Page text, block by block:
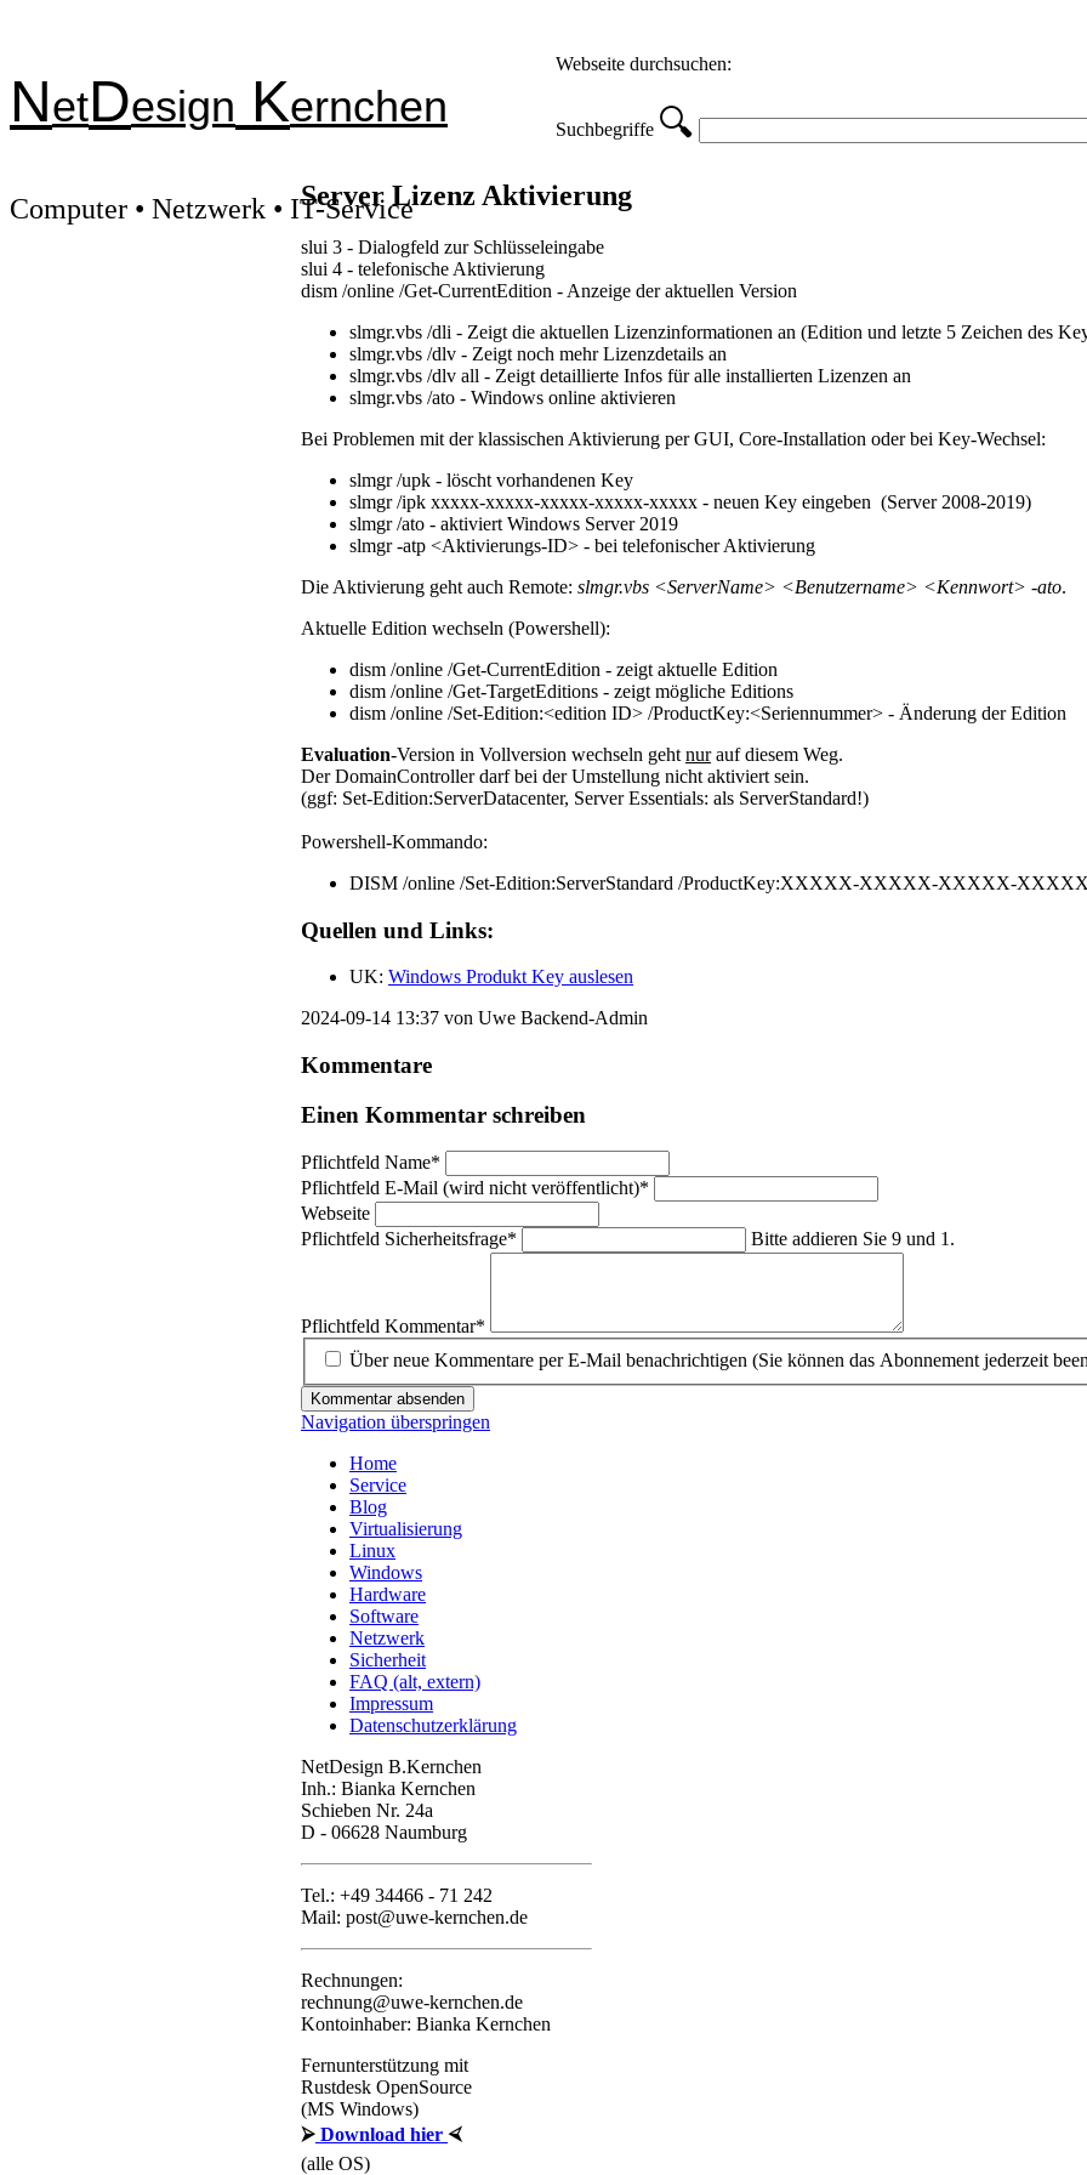
NetDesign Kernchen
Computer • Netzwerk • IT-Service
Webseite durchsuchen:
Suchbegriffe 🔍
Server Lizenz Aktivierung
slui 3 - Dialogfeld zur Schlüsseleingabe
slui 4 - telefonische Aktivierung
dism /online /Get-CurrentEdition - Anzeige der aktuellen Version
slmgr.vbs /dli - Zeigt die aktuellen Lizenzinformationen an (Edition und letzte 5 Zeichen des
slmgr.vbs /dlv - Zeigt noch mehr Lizenzdetails an
slmgr.vbs /dlv all - Zeigt detaillierte Infos für alle installierten Lizenzen an
slmgr.vbs /ato - Windows online aktivieren
Bei Problemen mit der klassischen Aktivierung per GUI, Core-Installation oder bei Key-Wechsel:
slmgr /upk - löscht vorhandenen Key
slmgr /ipk xxxxx-xxxxx-xxxxx-xxxxx-xxxxx - neuen Key eingeben (Server 2008-2019)
slmgr /ato - aktiviert Windows Server 2019
slmgr -atp <Aktivierungs-ID> - bei telefonischer Aktivierung
Die Aktivierung geht auch Remote: slmgr.vbs <ServerName> <Benutzername> <Kennwort> -ato.
Aktuelle Edition wechseln (Powershell):
dism /online /Get-CurrentEdition - zeigt aktuelle Edition
dism /online /Get-TargetEditions - zeigt mögliche Editions
dism /online /Set-Edition:<edition ID> /ProductKey:<Seriennummer> - Änderung der Edition
Evaluation-Version in Vollversion wechseln geht nurauf diesem Weg.
Der DomainController darf bei der Umstellung nicht aktiviert sein.
(ggf: Set-Edition:ServerDatacenter, Server Essentials: als ServerStandard!)
Powershell-Kommando:
DISM /online /Set-Edition:ServerStandard /ProductKey:XXXXX-XXXXX-XXXXX-
Quellen und Links:
UK: Windows Produkt Key auslesen
2024-09-14 13:37 von Uwe Backend-Admin
Kommentare
Einen Kommentar schreiben
Pflichtfeld Name*
Pflichtfeld E-Mail (wird nicht veröffentlicht)*
Webseite
Pflichtfeld Sicherheitsfrage* Bitte addieren Sie 9 und 1.
Pflichtfeld Kommentar*
Über neue Kommentare per E-Mail benachrichtigen (Sie können das Abonnement jederzeit
Kommentar absenden
Navigation überspringen
Home
Service
Blog
Virtualisierung
Linux
Windows
Hardware
Software
Netzwerk
Sicherheit
FAQ (alt, extern)
Impressum
Datenschutzerklärung
NetDesign B.Kernchen
Inh.: Bianka Kernchen
Schieben Nr. 24a
D - 06628 Naumburg
Tel.: +49 34466 - 71 242
Mail: post@uwe-kernchen.de
Rechnungen:
rechnung@uwe-kernchen.de
Kontoinhaber: Bianka Kernchen
Fernunterstützung mit
Rustdesk OpenSource
(MS Windows)
⮚ Download hier ⮘
(alle OS)